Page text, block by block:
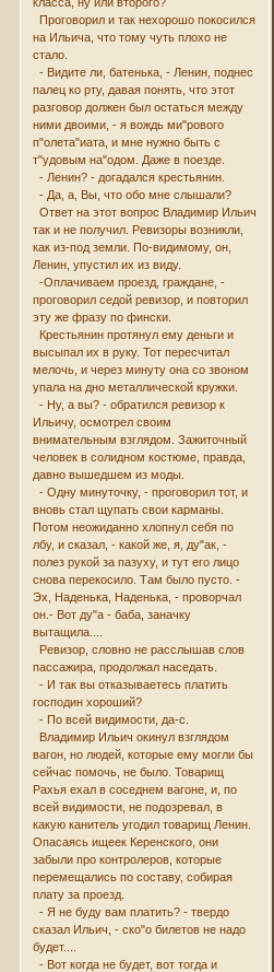
Проговорил и так нехорошо покосился
на Ильича, что тому чуть плохо не
стало.
- Видите ли, батенька, - Ленин, поднес
палец ко рту, давая понять, что этот
разговор должен был остаться между
ними двоими, - я вождь ми"рового
п"олета"иата, и мне нужно быть с
т"удовым на"одом. Даже в поезде.
- Ленин? - догадался крестьянин.
- Да, а, Вы, что обо мне слышали?
Ответ на этот вопрос Владимир Ильич
так и не получил. Ревизоры возникли,
как из-под земли. По-видимому, он,
Ленин, упустил их из виду.
-Оплачиваем проезд, граждане, -
проговорил седой ревизор, и повторил
эту же фразу по фински.
Крестьянин протянул ему деньги и
высыпал их в руку. Тот пересчитал
мелочь, и через минуту она со звоном
упала на дно металлической кружки.
- Ну, а вы? - обратился ревизор к
Ильичу, осмотрел своим
внимательным взглядом. Зажиточный
человек в солидном костюме, правда,
давно вышедшем из моды.
- Одну минуточку, - проговорил тот, и
вновь стал щупать свои карманы.
Потом неожиданно хлопнул себя по
лбу, и сказал, - какой же, я, ду"ак, -
полез рукой за пазуху, и тут его лицо
снова перекосило. Там было пусто. -
Эх, Наденька, Наденька, - проворчал
он.- Вот ду"а - баба, заначку
вытащила....
Ревизор, словно не расслышав слов
пассажира, продолжал наседать.
- И так вы отказываетесь платить
господин хороший?
- По всей видимости, да-с.
Владимир Ильич окинул взглядом
вагон, но людей, которые ему могли бы
сейчас помочь, не было. Товарищ
Рахья ехал в соседнем вагоне, и, по
всей видимости, не подозревал, в
какую канитель угодил товарищ Ленин.
Опасаясь ищеек Керенского, они
забыли про контролеров, которые
перемещались по составу, собирая
плату за проезд.
- Я не буду вам платить? - твердо
сказал Ильич, - ско"о билетов не надо
будет....
- Вот когда не будет, вот тогда и